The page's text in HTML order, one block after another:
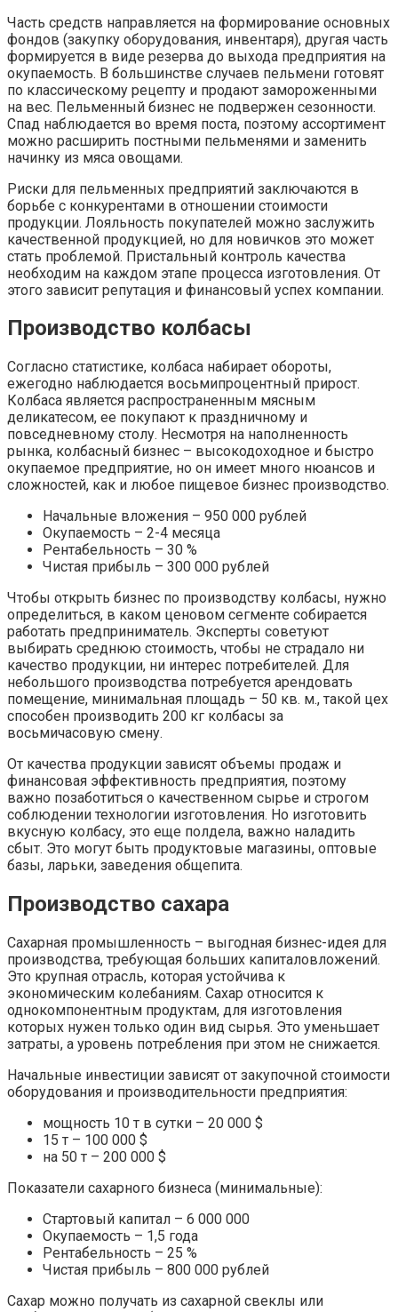
Часть средств направляется на формирование основных
фондов (закупку оборудования, инвентаря), другая часть
формируется в виде резерва до выхода предприятия на
окупаемость. В большинстве случаев пельмени готовят
по классическому рецепту и продают замороженными
на вес. Пельменный бизнес не подвержен сезонности.
Спад наблюдается во время поста, поэтому ассортимент
можно расширить постными пельменями и заменить
начинку из мяса овощами.
Риски для пельменных предприятий заключаются в
борьбе с конкурентами в отношении стоимости
продукции. Лояльность покупателей можно заслужить
качественной продукцией, но для новичков это может
стать проблемой. Пристальный контроль качества
необходим на каждом этапе процесса изготовления. От
этого зависит репутация и финансовый успех компании.
Производство колбасы
Согласно статистике, колбаса набирает обороты,
ежегодно наблюдается восьмипроцентный прирост.
Колбаса является распространенным мясным
деликатесом, ее покупают к праздничному и
повседневному столу. Несмотря на наполненность
рынка, колбасный бизнес – высокодоходное и быстро
окупаемое предприятие, но он имеет много нюансов и
сложностей, как и любое пищевое бизнес производство.
Начальные вложения – 950 000 рублей
Окупаемость – 2-4 месяца
Рентабельность – 30 %
Чистая прибыль – 300 000 рублей
Чтобы открыть бизнес по производству колбасы, нужно
определиться, в каком ценовом сегменте собирается
работать предприниматель. Эксперты советуют
выбирать среднюю стоимость, чтобы не страдало ни
качество продукции, ни интерес потребителей. Для
небольшого производства потребуется арендовать
помещение, минимальная площадь – 50 кв. м., такой цех
способен производить 200 кг колбасы за
восьмичасовую смену.
От качества продукции зависят объемы продаж и
финансовая эффективность предприятия, поэтому
важно позаботиться о качественном сырье и строгом
соблюдении технологии изготовления. Но изготовить
вкусную колбасу, это еще полдела, важно наладить
сбыт. Это могут быть продуктовые магазины, оптовые
базы, ларьки, заведения общепита.
Производство сахара
Сахарная промышленность – выгодная бизнес-идея для
производства, требующая больших капиталовложений.
Это крупная отрасль, которая устойчива к
экономическим колебаниям. Сахар относится к
однокомпонентным продуктам, для изготовления
которых нужен только один вид сырья. Это уменьшает
затраты, а уровень потребления при этом не снижается.
Начальные инвестиции зависят от закупочной стоимости
оборудования и производительности предприятия:
мощность 10 т в сутки – 20 000 $
15 т – 100 000 $
на 50 т – 200 000 $
Показатели сахарного бизнеса (минимальные):
Стартовый капитал – 6 000 000
Окупаемость – 1,5 года
Рентабельность – 25 %
Чистая прибыль – 800 000 рублей
Сахар можно получать из сахарной свеклы или